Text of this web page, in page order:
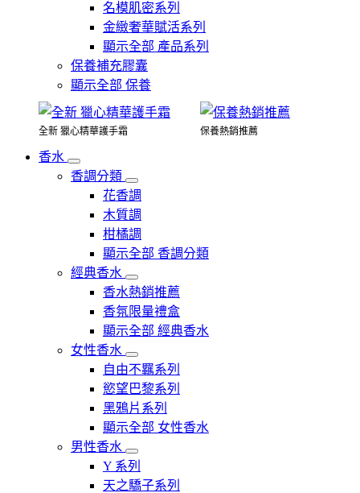
名模肌密系列
金緻奢華賦活系列
顯示全部 產品系列
保養補充膠囊
顯示全部 保養
全新 獵心精華護手霜 保養熱銷推薦
香水
香調分類
花香調
木質調
柑橘調
顯示全部 香調分類
經典香水
香水熱銷推薦
香氛限量禮盒
顯示全部 經典香水
女性香水
自由不羈系列
慾望巴黎系列
黑鴉片系列
顯示全部 女性香水
男性香水
Y 系列
天之驕子系列